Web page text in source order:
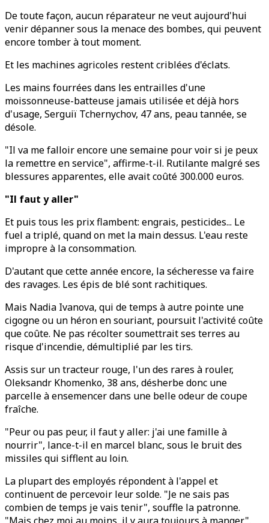
De toute façon, aucun réparateur ne veut aujourd'hui
venir dépanner sous la menace des bombes, qui peuvent
encore tomber à tout moment.
Et les machines agricoles restent criblées d'éclats.
Les mains fourrées dans les entrailles d'une
moissonneuse-batteuse jamais utilisée et déjà hors
d'usage, Serguiï Tchernychov, 47 ans, peau tannée, se
désole.
"Il va me falloir encore une semaine pour voir si je peux
la remettre en service", affirme-t-il. Rutilante malgré ses
blessures apparentes, elle avait coûté 300.000 euros.
"Il faut y aller"
Et puis tous les prix flambent: engrais, pesticides... Le
fuel a triplé, quand on met la main dessus. L'eau reste
impropre à la consommation.
D'autant que cette année encore, la sécheresse va faire
des ravages. Les épis de blé sont rachitiques.
Mais Nadia Ivanova, qui de temps à autre pointe une
cigogne ou un héron en souriant, poursuit l'activité coûte
que coûte. Ne pas récolter soumettrait ses terres au
risque d'incendie, démultiplié par les tirs.
Assis sur un tracteur rouge, l'un des rares à rouler,
Oleksandr Khomenko, 38 ans, désherbe donc une
parcelle à ensemencer dans une belle odeur de coupe
fraîche.
"Peur ou pas peur, il faut y aller: j'ai une famille à
nourrir", lance-t-il en marcel blanc, sous le bruit des
missiles qui sifflent au loin.
La plupart des employés répondent à l'appel et
continuent de percevoir leur solde. "Je ne sais pas
combien de temps je vais tenir", souffle la patronne.